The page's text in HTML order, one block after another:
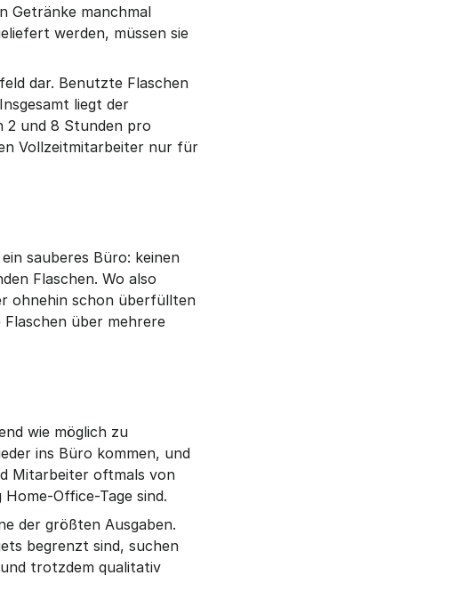
Getränke manchmal
werden, müssen sie
dar. Benutzte Flaschen
liegt der
2 und 8 Stunden pro
Vollzeitmitarbeiter nur für
sauberes Büro: keinen
Flaschen. Wo also
ohnehin schon überfüllten
über mehrere
wie möglich zu
ins Büro kommen, und
Mitarbeiter oftmals von
Office-Tage sind.
der größten Ausgaben.
begrenzt sind, suchen
trotzdem qualitativ